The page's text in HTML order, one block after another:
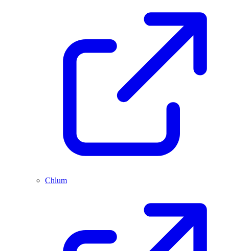
Chlum